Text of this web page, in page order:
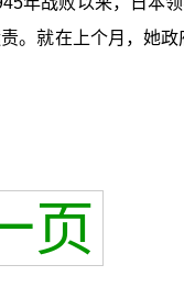
。就在上个月，她
页